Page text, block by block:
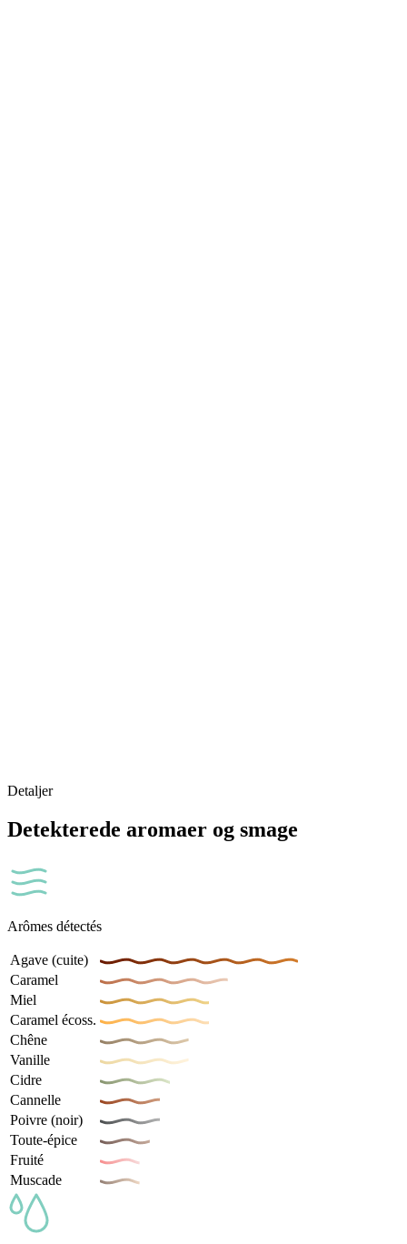
Detaljer
Detekterede aromaer og smage
Arômes détectés
Agave (cuite)
Caramel
Miel
Caramel écoss.
Chêne
Vanille
Cidre
Cannelle
Poivre (noir)
Toute-épice
Fruité
Muscade